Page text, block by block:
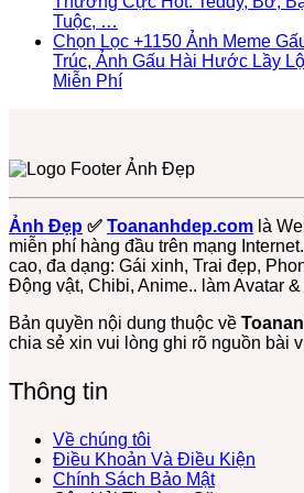
Cute
Nhất
&
Cute
–
Dễ
Thương,
Ngầu,
3D
PC
Nền
Con
Đủ
Thể
Loại
+139
Ảnh
Đại
Thương
Cute
–
Miễn
Phí
Tải
Về
Ngay
Tuộc, …
có
bình
luận
Gấu
Bông
Đẹp,
Dễ
Thương
Cực
Hot:
Teddy,
Bơ,
Bạch
Tuộc,
Chọn Lọc +1150 Ảnh Meme
Trúc, Ảnh Gấu Hài Hước Lầy
Miễn PhíKhông
ở
Chọn
Lọc
Ảnh
Meme
Gấu
Trúc,
Ảnh
Gấu
Miễn
Phí
Ảnh Đẹp ✅ Toananhdep.com là
miễn phí hàng đầu trên mạng
cao, đa dạng: Gái xinh, Trai đẹp,
Động vật, Chibi, Anime.. làm Avatar
Bản quyền nội dung thuộc về
chia sẻ xin vui lòng ghi rõ nguồn bài
Thông tin
Về chúng tôi
Điều Khoản Và Điều Kiện
Chính Sách Bảo Mật